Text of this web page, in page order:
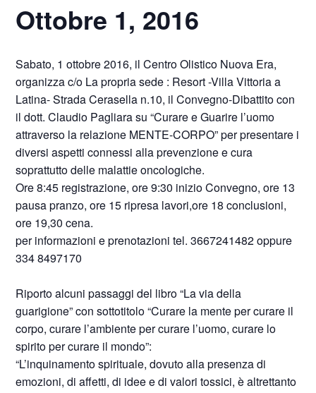
Ottobre 1, 2016
Sabato, 1 ottobre 2016, il Centro Olistico Nuova Era,
organizza c/o La propria sede : Resort -Villa Vittoria a
Latina- Strada Cerasella n.10, il Convegno-Dibattito con
il dott. Claudio Pagliara su “Curare e Guarire l’uomo
attraverso la relazione MENTE-CORPO” per presentare i
diversi aspetti connessi alla prevenzione e cura
soprattutto delle malattie oncologiche.
Ore 8:45 registrazione, ore 9:30 inizio Convegno, ore 13
pausa pranzo, ore 15 ripresa lavori,ore 18 conclusioni,
ore 19,30 cena.
per informazioni e prenotazioni tel. 3667241482 oppure
334 8497170
Riporto alcuni passaggi del libro “La via della
guarigione” con sottotitolo “Curare la mente per curare il
corpo, curare l’ambiente per curare l’uomo, curare lo
spirito per curare il mondo”:
“L’inquinamento spirituale, dovuto alla presenza di
emozioni, di affetti, di idee e di valori tossici, è altrettanto